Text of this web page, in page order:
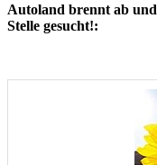
Autoland brennt ab
Stelle gesucht!: